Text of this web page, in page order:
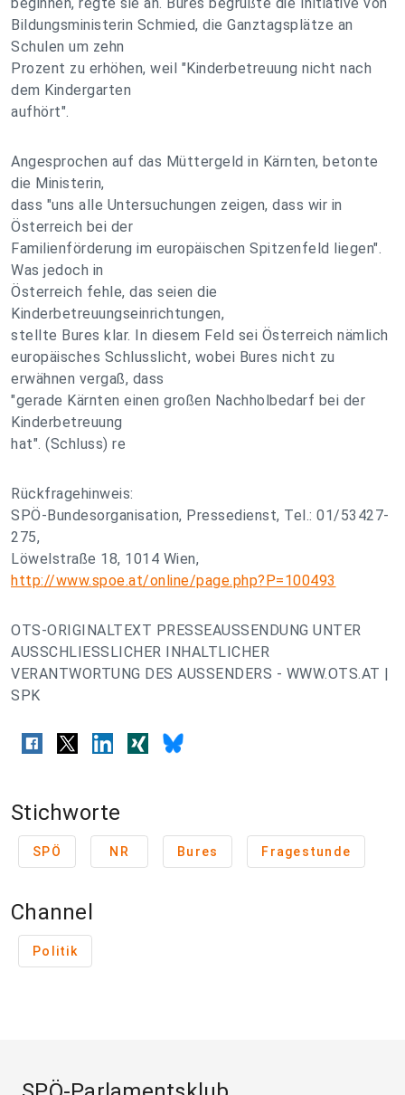
Bildungsministerin Schmied, die Ganztagsplätze an
Schulen um zehn
Prozent zu erhöhen, weil "Kinderbetreuung nicht nach
dem Kindergarten
aufhört".
Angesprochen auf das Müttergeld in Kärnten, betonte
die Ministerin,
dass "uns alle Untersuchungen zeigen, dass wir in
Österreich bei der
Familienförderung im europäischen Spitzenfeld liegen".
Was jedoch in
Österreich fehle, das seien die
Kinderbetreuungseinrichtungen,
stellte Bures klar. In diesem Feld sei Österreich nämlich
europäisches Schlusslicht, wobei Bures nicht zu
erwähnen vergaß, dass
"gerade Kärnten einen großen Nachholbedarf bei der
Kinderbetreuung
hat". (Schluss) re
Rückfragehinweis:
SPÖ-Bundesorganisation, Pressedienst, Tel.: 01/53427-
275,
Löwelstraße 18, 1014 Wien,
http://www.spoe.at/online/page.php?P=100493
OTS-ORIGINALTEXT PRESSEAUSSENDUNG UNTER
AUSSCHLIESSLICHER INHALTLICHER
VERANTWORTUNG DES AUSSENDERS - WWW.OTS.AT |
SPK
Stichworte
SPÖ NR Bures Fragestunde
Channel
Politik